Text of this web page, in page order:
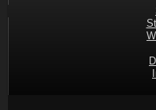
Navigation